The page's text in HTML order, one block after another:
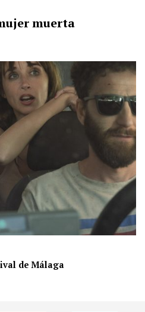
muerta
de Málaga